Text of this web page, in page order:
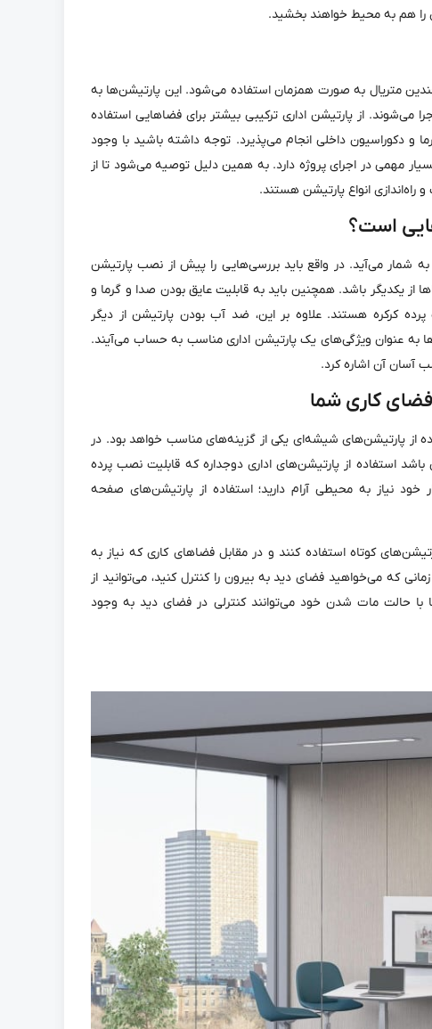
را هم به محیط خواهند بخشید.
متریال به صورت همزمان استفاده می‌شود. این پارتیشن‌ها به
از پارتیشن اداری ترکیبی بیشتر برای فضا‌هایی استفاده
و دکوراسیون داخلی انجام می‌پذیرد. توجه داشته باشید با وجود
مهمی در اجرای پروژه دارد. به همین دلیل توصیه می‌شود تا از
راه‌اندازی انواع پارتیشن‌ هستند.
است؟
شمار می‌آید. در واقع باید بررسی‌هایی را پیش از نصب پارتیشن
از یکدیگر باشد. همچنین باید به قابلیت عایق بودن صدا و گرما و
کرکره هستند. علاوه بر این، ضد آب بودن پارتیشن از دیگر
به عنوان ویژگی‌های یک پارتیشن اداری مناسب به حساب می‌آیند.
آسان آن اشاره کرد.
کاری شما
از پارتیشن‌های شیشه‌ای یکی از گزینه‌های مناسب خواهد بود. در
استفاده از پارتیشن‌های اداری دوجداره که قابلیت نصب پرده
نیاز به محیطی آرام دارید؛ استفاده از پارتیشن‌های صفحه
کوتاه استفاده کنند و در مقابل فضا‌های کاری که نیاز به
که می‌خواهید فضای دید به بیرون را کنترل کنید، می‌توانید از
با حالت مات شدن خود می‌توانند کنترلی در فضای دید به وجود